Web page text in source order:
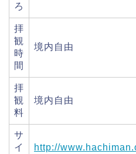
ろ
拝
観
時
間
境内自由
拝
観
料
境内自由
サ
イ
http://